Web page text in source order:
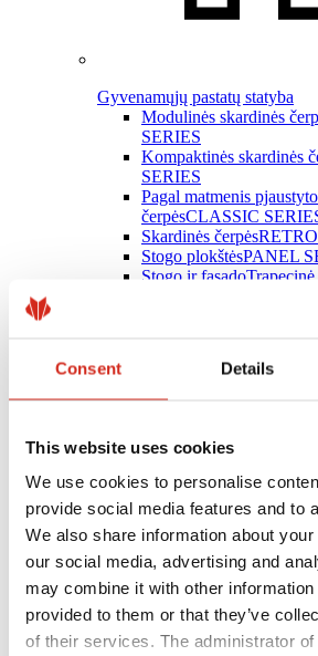
Consent Details
This website uses cookies
We use cookies to personalise
provide social media features and to
We also share information about
our social media, advertising and
may combine it with other information
provided to them or that they’ve
of their services. The administrator
Gyvenamųjų pastatų statyba
Modulinės skardinės
SERIES
Kompaktinės skardinės
SERIES
Pagal matmenis
čerpėsCLASSIC
Skardinės čerpėsRETRO
Stogo plokštėsPANEL
Stogo ir fasadoTrapecinė